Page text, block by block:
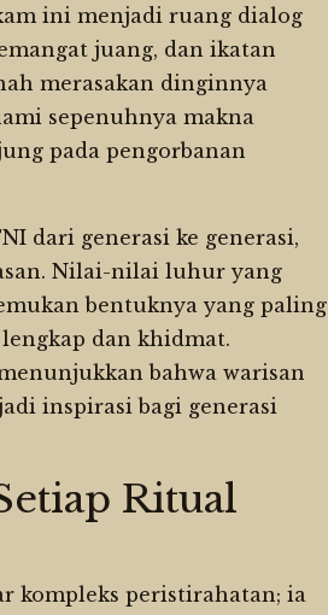
ini menjadi ruang dialog
juang, dan ikatan
merasakan dinginnya
sepenuhnya makna
pada pengorbanan
dari generasi ke generasi,
Nilai-nilai luhur yang
bentuknya yang paling
dan khidmat.
bahwa warisan
inspirasi bagi generasi
Ritual
kompleks peristirahatan; ia